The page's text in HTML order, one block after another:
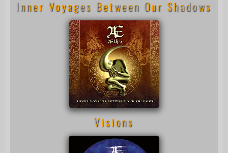
Inner Voyages Between Our Shadows
Visions